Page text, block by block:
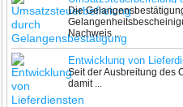
Die
Nachweis ...
Entwicklung von
Seit der Ausbreitung des
damit ...